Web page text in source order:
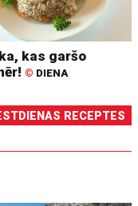
kas garšo
© DIENA
RECEPTES